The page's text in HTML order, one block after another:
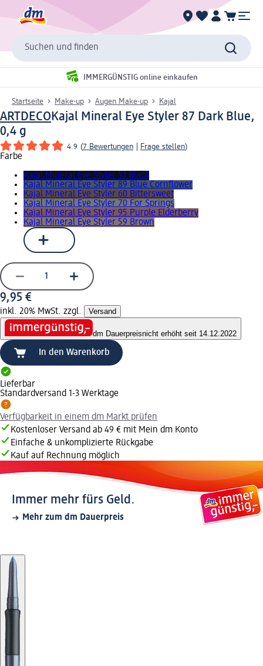
Suchen und finden
IMMERGÜNSTIG online einkaufen
Startseite Make-up Augen Make-up Kajal
ARTDECO Kajal Mineral Eye Styler 87 Dark Blue,
0,4 g
4.9 (7 Bewertungen Frage stellen)
Farbe
Kajal Mineral Eye Styler 51 Black
Kajal Mineral Eye Styler 89 Blue Cornflower
Kajal Mineral Eye Styler 60 Bittersweet
Kajal Mineral Eye Styler 70 For Springs
Kajal Mineral Eye Styler 95 Purple Elderberry
Kajal Mineral Eye Styler 59 Brown
9,95 €
inkl. 20% MwSt. zzgl. Versand
dm Dauerpreisnicht erhöht seit 14.12.2022
In den Warenkorb
Lieferbar
Standardversand 1-3 Werktage
Verfügbarkeit in einem dm Markt prüfen
Kostenloser Versand ab 49 € mit Mein dm Konto
Einfache & unkomplizierte Rückgabe
Kauf auf Rechnung möglich
Immer mehr fürs Geld.
Mehr zum dm Dauerpreis